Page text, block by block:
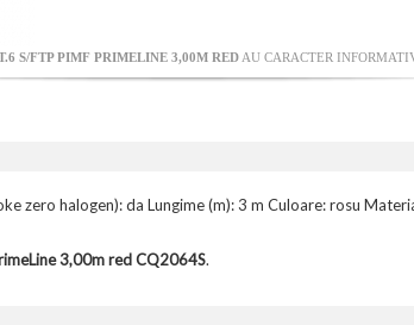
S/FTP PIMF PRIMELINE 3,00M REDAU CARACTER
zero halogen): da Lungime (m): 3 m Culoare: rosu
3,00m red CQ2064S.